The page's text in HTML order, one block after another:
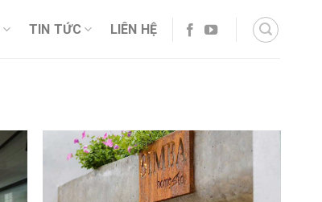
TIN TỨC LIÊN HỆ